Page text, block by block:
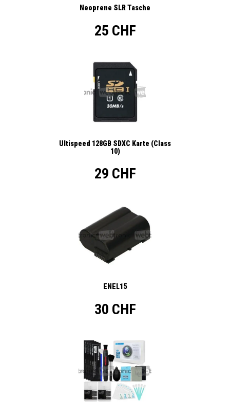
Neoprene SLR Tasche
25 CHF
Ultispeed 128GB SDXC Karte (Class
10)
29 CHF
ENEL15
30 CHF